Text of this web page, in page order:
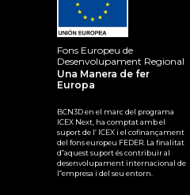
Fons Europeu de
Desenvolupament Regional
Una Manera de fer
Europa
BCN3D en el marc del programa
ICEX Next, ha comptat amb el
suport de l’ ICEX i el cofinançament
del fons europeu FEDER. La finalitat
d‟aquest suport és contribuir al
desenvolupament internacional de
l‟empresa i del seu entorn.